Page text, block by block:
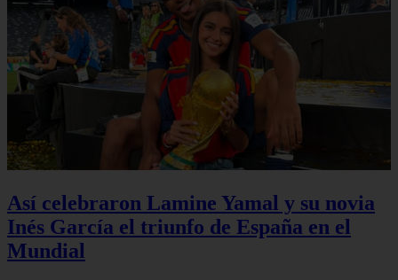
Así celebraron Lamine Yamal y su novia
Inés García el triunfo de España en el
Mundial